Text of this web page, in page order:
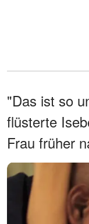
"Das ist so
flüsterte
Frau früher